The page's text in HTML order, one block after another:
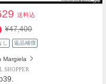
送料込
¥47,400
し 返品補償
Margiela
SHOPPER